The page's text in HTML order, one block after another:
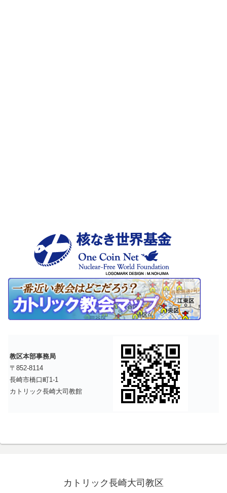
教区本部事務局
〒852-8114
長崎市橋口町1-1
カトリック長崎大司教館
カトリック長崎大司教区